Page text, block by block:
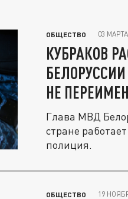
ОБЩЕСТВО 03
КУБРАКОВ
НЕ
Глава МВД
стране
полиция.
ОБЩЕСТВО 19